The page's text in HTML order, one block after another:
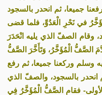
جميعا، ثم انحدر بالسجود
في نَحْرِ الْعَدُوِّ، فلما قضى
وقام الصفّ الذي يليه انْحَدَرَ
الصَّفُّ الْمُؤَخَّرُ، وَتَأَخَّرَ الصَّفُّ
وسلم وركعنا جميعا، ثم رفع
انحدر بالسجود، والصفّ الذي
فقام الصَّفُّ الْمُؤَخَّرُ فِي